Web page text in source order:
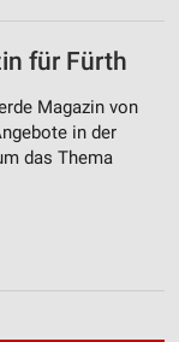
für Fürth
Magazin von
in der
das Thema